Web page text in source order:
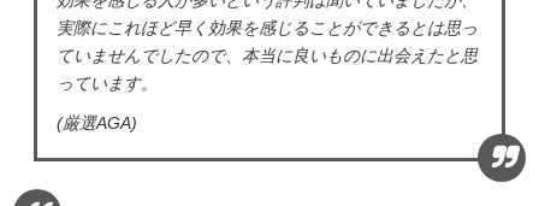
実際にこれほど早く効果を感じることができるとは思っ
ていませんでしたので、本当に良いものに出会えたと思
っています。
(厳選AGA)